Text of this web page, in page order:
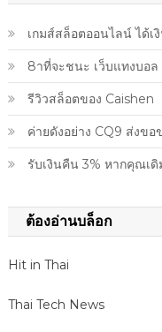
เกมส์สล็อตออนไลน์ ได้เ
8าที่จะชนะ เว็บแทงบอ
รีวิวสล็อตของ Caishen
ค่ายดังอย่าง CQ9 ส่งข
รับเงินคืน 3% หากคุณเ
ต้องอ่านบล็อก
Hit in Thai
Thai Tech News